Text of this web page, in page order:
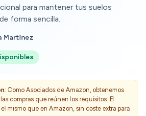
para mantener tus suelos
forma sencilla.
Martínez
Como Asociados de Amazon, obtenemos
compras que reúnen los requisitos. El
mismo que en Amazon, sin coste extra para